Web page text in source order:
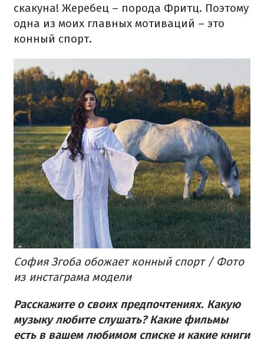
скакуна! Жеребец – порода Фритц. Поэтому
одна из моих главных мотиваций – это
конный спорт.
София Згоба обожает конный спорт / Фото
из инстаграма модели
Расскажите о своих предпочтениях. Какую
музыку любите слушать? Какие фильмы
есть в вашем любимом списке и какие книги